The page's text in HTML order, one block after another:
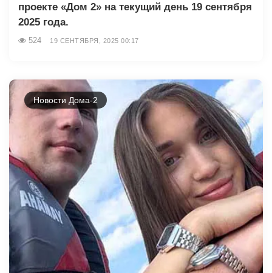
проекте «Дом 2» на текущий день 19 сентября
2025 года.
524 19 СЕНТЯБРЯ, 2025 00:17
Новости Дома-2